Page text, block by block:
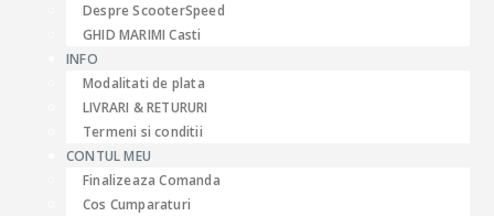
Despre ScooterSpeed
GHID MARIMI Casti
INFO
Modalitati de plata
LIVRARI & RETURURI
Termeni si conditii
CONTUL MEU
Finalizeaza Comanda
Cos Cumparaturi